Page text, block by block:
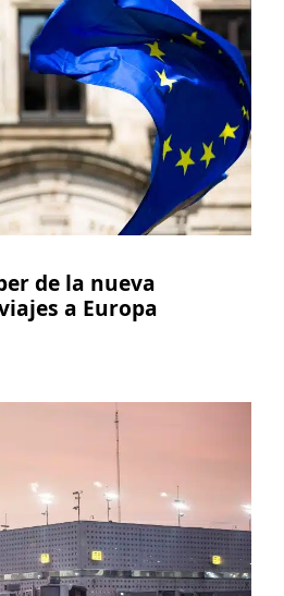
de la nueva
a Europa